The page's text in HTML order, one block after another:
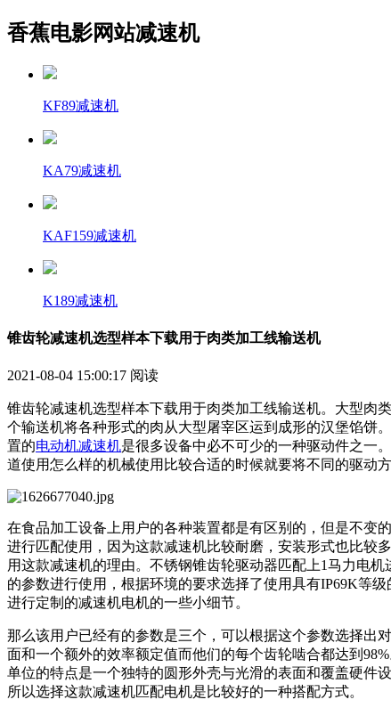
香蕉电影网站减速机
KF89减速机
KA79减速机
KAF159减速机
K189减速机
锥齿轮减速机选型样本下载用于肉类加工线输送机
2021-08-04 15:00:17 阅读
锥齿轮减速机选型样本下载用于肉类加工线输送机。大型肉
个输送机将各种形式的肉从大型屠宰区运到成形的汉堡馅饼
置的电动机减速机是很多设备中必不可少的一种驱动件之一
道使用怎么样的机械使用比较合适的时候就要将不同的驱动方
在食品加工设备上用户的各种装置都是有区别的，但是不变
进行匹配使用，因为这款减速机比较耐磨，安装形式也比较
用这款减速机的理由。不锈钢锥齿轮驱动器匹配上1马力电机
的参数进行使用，根据环境的要求选择了使用具有IP69K等
进行定制的减速机电机的一些小细节。
那么该用户已经有的参数是三个，可以根据这个参数选择出
面和一个额外的效率额定值而他们的每个齿轮啮合都达到98%
单位的特点是一个独特的圆形外壳与光滑的表面和覆盖硬件设计
所以选择这款减速机匹配电机是比较好的一种搭配方式。